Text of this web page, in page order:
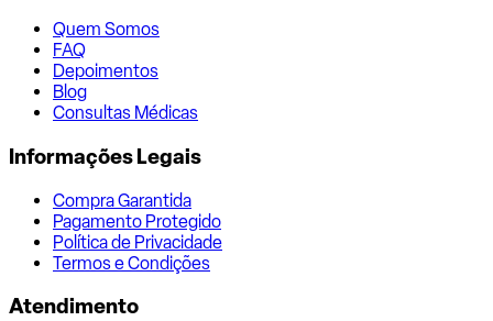
Quem Somos
FAQ
Depoimentos
Blog
Consultas Médicas
Informações Legais
Compra Garantida
Pagamento Protegido
Política de Privacidade
Termos e Condições
Atendimento